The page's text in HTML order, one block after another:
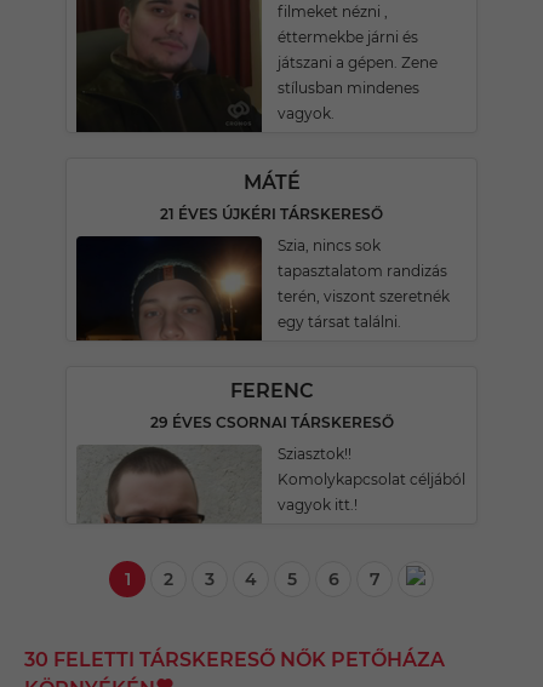
filmeket nézni ,
éttermekbe járni és
játszani a gépen. Zene
stílusban mindenes
vagyok.
MÁTÉ
21 ÉVES ÚJKÉRI TÁRSKERESŐ
Szia, nincs sok
tapasztalatom randizás
terén, viszont szeretnék
egy társat találni.
FERENC
29 ÉVES CSORNAI TÁRSKERESŐ
Sziasztok!!
Komolykapcsolat céljából
vagyok itt.!
1 2 3 4 5 6 7
30 FELETTI TÁRSKERESŐ NŐK PETŐHÁZA